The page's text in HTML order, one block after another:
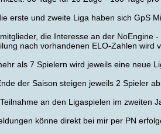
erste und zweite Liga haben sich GpS
die Interesse an der NoEngine
nach vorhandenen ELO-Zahlen wird
als 7 Spielern wird jeweils eine neue
der Saison steigen jeweils 2 Spieler
an den Ligaspielen im zweiten
könne direkt bei mir per PN